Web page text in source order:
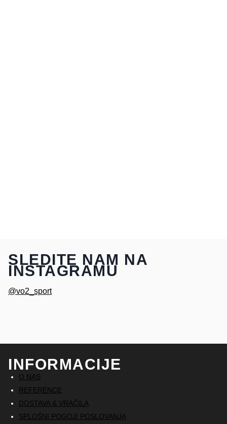
SLEDITE NAM NA
INSTAGRAMU
@vo2_sport
INFORMACIJE
O NAS
REFERENCE
DOSTAVA & VRAČILA
SPLOŠNI POGOJI POSLOVANJA